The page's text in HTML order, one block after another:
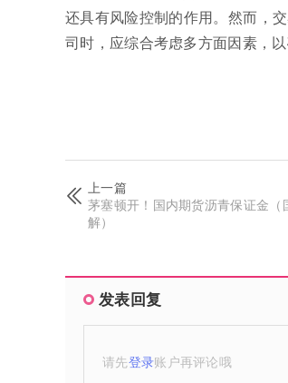
还具有风险控制的作用。然而，
司时，应综合考虑多方面因素，
上一篇
茅塞顿开！国内期货沥青保证金（
解）
发表回复
请先登录账户再评论哦